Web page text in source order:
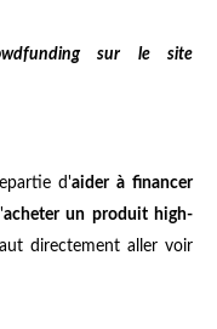
sur le site
d'aider à financer
acheter un produit high-
directement aller voir